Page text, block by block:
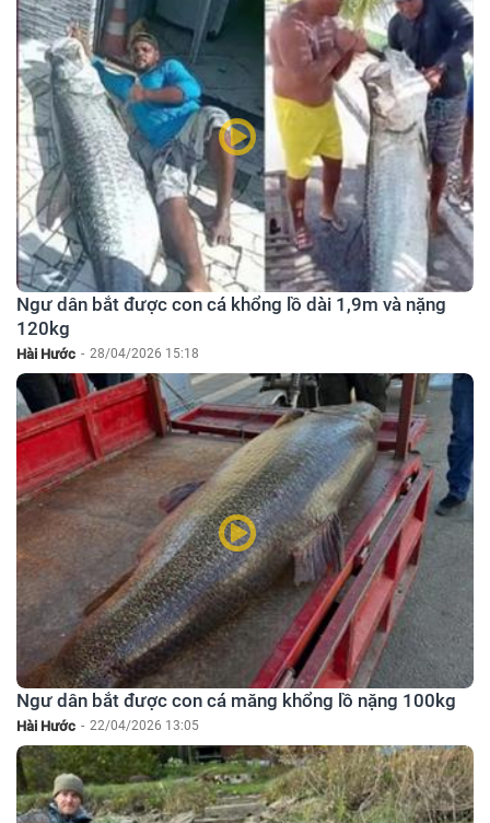
Ngư dân bắt được con cá khổng lồ dài 1,9m và nặng
120kg
Hài Hước - 28/04/2026 15:18
Ngư dân bắt được con cá măng khổng lồ nặng 100kg
Hài Hước - 22/04/2026 13:05